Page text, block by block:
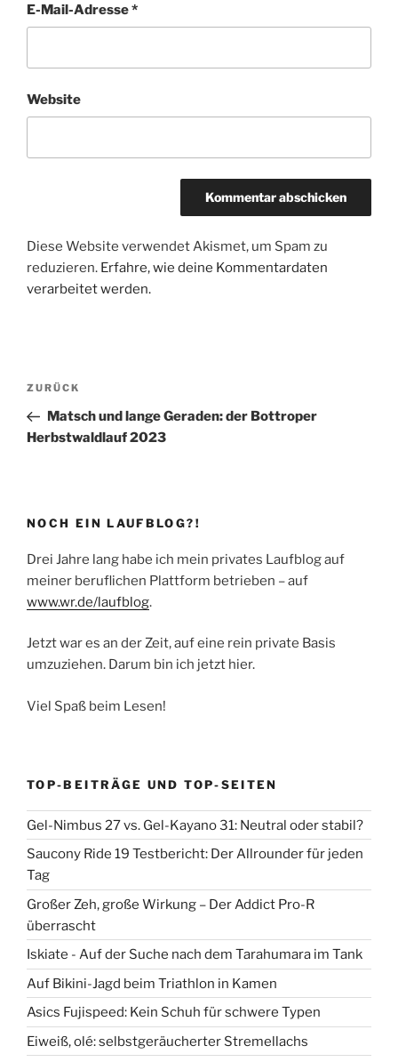
E-Mail-Adresse*
Website
Diese Website verwendet Akismet, um Spam zu
reduzieren. Erfahre, wie deine Kommentardaten
verarbeitet werden.
Beitragsnavigation
Vorheriger
Beitrag
ZURÜCK
Matsch und lange Geraden: der Bottroper
Herbstwaldlauf 2023
NOCH EIN LAUFBLOG?!
Drei Jahre lang habe ich mein privates Laufblog auf
meiner beruflichen Plattform betrieben – auf
www.wr.de/laufblog.
Jetzt war es an der Zeit, auf eine rein private Basis
umzuziehen. Darum bin ich jetzt hier.
Viel Spaß beim Lesen!
TOP-BEITRÄGE UND TOP-SEITEN
Gel-Nimbus 27 vs. Gel-Kayano 31: Neutral oder stabil?
Saucony Ride 19 Testbericht: Der Allrounder für jeden
Tag
Großer Zeh, große Wirkung – Der Addict Pro-R
überrascht
Iskiate - Auf der Suche nach dem Tarahumara im Tank
Auf Bikini-Jagd beim Triathlon in Kamen
Asics Fujispeed: Kein Schuh für schwere Typen
Eiweiß, olé: selbstgeräucherter Stremellachs